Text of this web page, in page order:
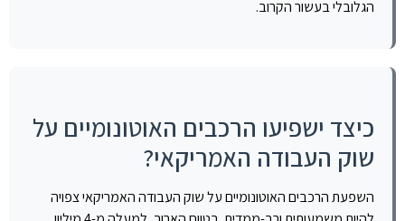
הגלובלי בעשור הקרוב.
כיצד ישפיעו הרכבים האוטונומיים על
שוק העבודה האמריקאי?
השפעת הרכבים האוטונומיים על שוק העבודה האמריקאי צפויה